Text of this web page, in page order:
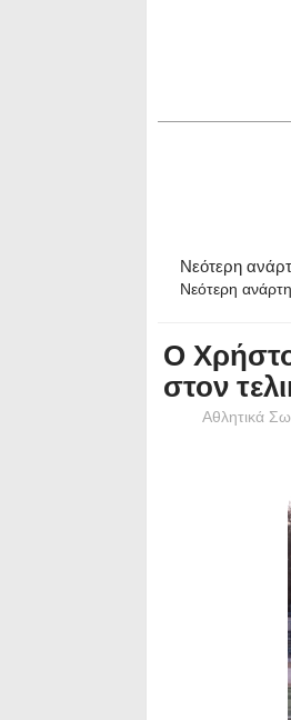
Νεότερη
Νεότερη
Ο
στον
Αθλητικά